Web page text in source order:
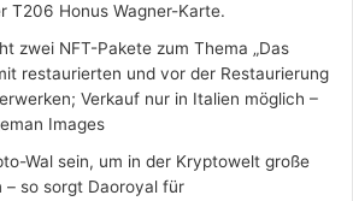
T206 Honus Wagner-Karte.
zwei NFT-Pakete zum Thema „Das
restaurierten und vor der Restaurierung
Verkauf nur in Italien möglich –
Images
Wal sein, um in der Kryptowelt große
– so sorgt Daoroyal für